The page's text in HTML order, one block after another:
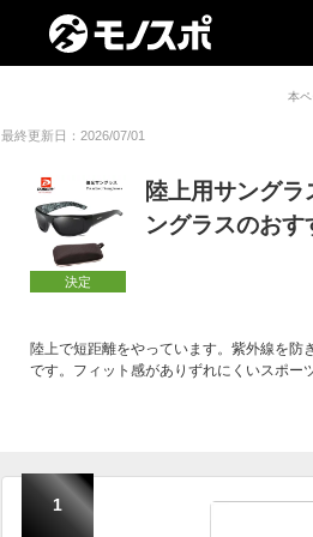
本
最終更新日：2026/07/01
決定
陸上用サング
ングラスのお
陸上で短距離をやっています。紫外線を防
です。フィット感がありずれにくいスポー
1